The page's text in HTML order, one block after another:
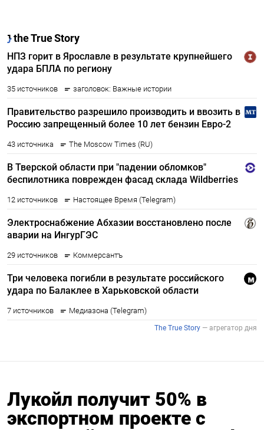
Лукойл получит 50% в
экспортном проекте с